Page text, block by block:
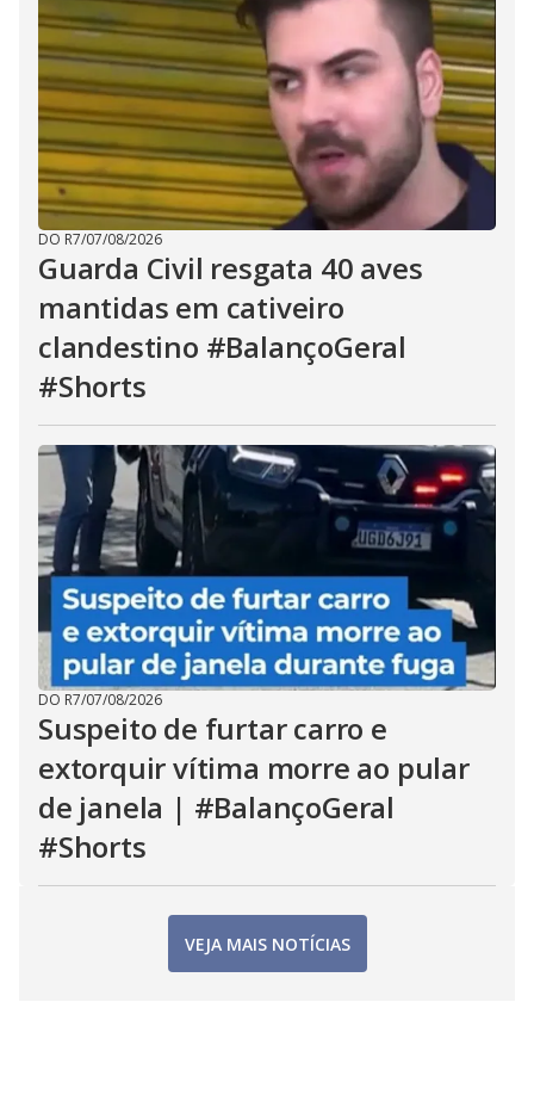
DO R7/07/08/2026
Guarda Civil resgata 40 aves
mantidas em cativeiro
clandestino #BalançoGeral
#Shorts
DO R7/07/08/2026
Suspeito de furtar carro e
extorquir vítima morre ao pular
de janela | #BalançoGeral
#Shorts
VEJA MAIS NOTÍCIAS